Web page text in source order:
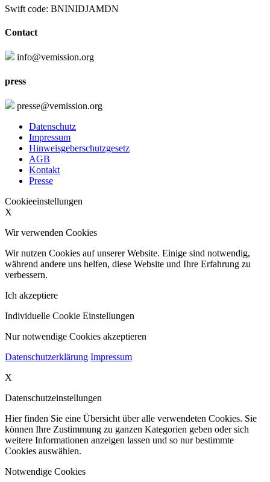
Swift code: BNINIDJAMDN
Contact
info@vemission.org
press
presse@vemission.org
Datenschutz
Impressum
Hinweisgeberschutzgesetz
AGB
Kontakt
Presse
Cookieeinstellungen
X
Wir verwenden Cookies
Wir nutzen Cookies auf unserer Website. Einige sind notwendig,
während andere uns helfen, diese Website und Ihre Erfahrung zu
verbessern.
Ich akzeptiere
Individuelle Cookie Einstellungen
Nur notwendige Cookies akzeptieren
Datenschutzerklärung Impressum
X
Datenschutzeinstellungen
Hier finden Sie eine Übersicht über alle verwendeten Cookies. Sie
können Ihre Zustimmung zu ganzen Kategorien geben oder sich
weitere Informationen anzeigen lassen und so nur bestimmte
Cookies auswählen.
Notwendige Cookies